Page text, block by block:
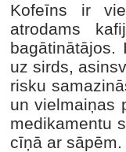
Kofeīns ir
atrodams
uz sirds,
risku
un vielmaiņas
medikamentu
cīņā ar sāpēm.